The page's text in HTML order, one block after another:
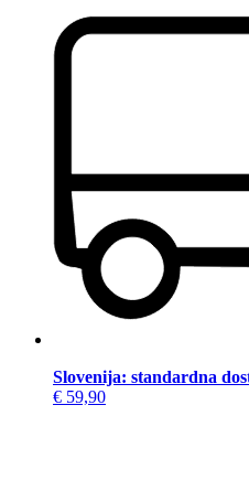
Slovenija: standardna
€ 59,90